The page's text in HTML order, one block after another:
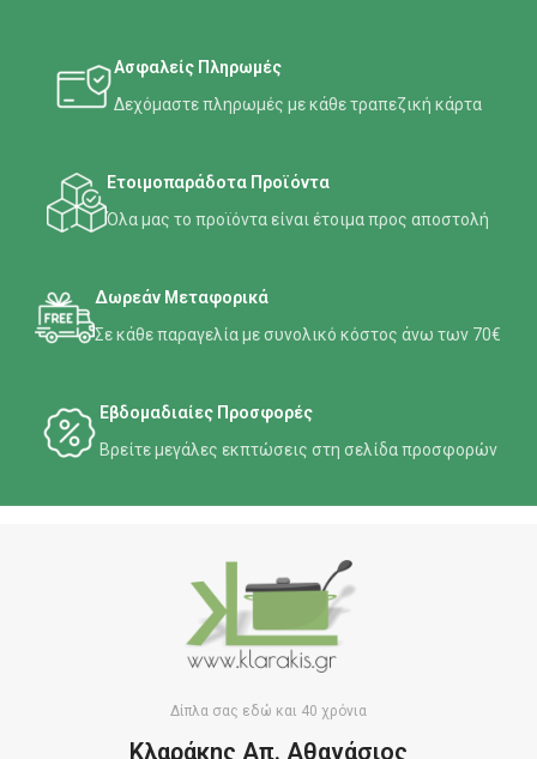
Ασφαλείς Πληρωμές
Δεχόμαστε πληρωμές με κάθε τραπεζική κάρτα
Ετοιμοπαράδοτα Προϊόντα
Όλα μας το προϊόντα είναι έτοιμα προς αποστολή
Δωρεάν Μεταφορικά
Σε κάθε παραγελία με συνολικό κόστος άνω των 70€
Εβδομαδιαίες Προσφορές
Βρείτε μεγάλες εκπτώσεις στη σελίδα προσφορών
Δίπλα σας εδώ και 40 χρόνια
Κλαράκης Απ. Αθανάσιος